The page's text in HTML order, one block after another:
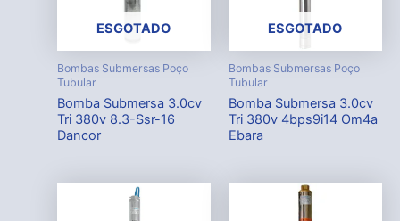
ESGOTADO
Bombas Submersas Poço
Tubular
Bomba Submersa 3.0cv
Tri 380v 8.3-Ssr-16
Dancor
ESGOTADO
Bombas Submersas Poço
Tubular
Bomba Submersa 3.0cv
Tri 380v 4bps9i14 Om4a
Ebara